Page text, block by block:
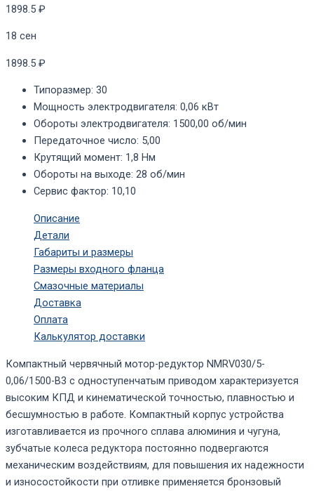
1898.5 ₽
18 сен
1898.5 ₽
Типоразмер: 30
Мощность электродвигателя: 0,06 кВт
Обороты электродвигателя: 1500,00 об/мин
Передаточное число: 5,00
Крутящий момент: 1,8 Нм
Обороты на выходе: 28 об/мин
Сервис фактор: 10,10
Описание
Детали
Габариты и размеры
Размеры входного фланца
Смазочные материалы
Доставка
Оплата
Калькулятор доставки
Компактный червячный мотор-редуктор NMRV030/5-
0,06/1500-B3 с одноступенчатым приводом характеризуется
высоким КПД и кинематической точностью, плавностью и
бесшумностью в работе. Компактный корпус устройства
изготавливается из прочного сплава алюминия и чугуна,
зубчатые колеса редуктора постоянно подвергаются
механическим воздействиям, для повышения их надежности
и износостойкости при отливке применяется бронзовый